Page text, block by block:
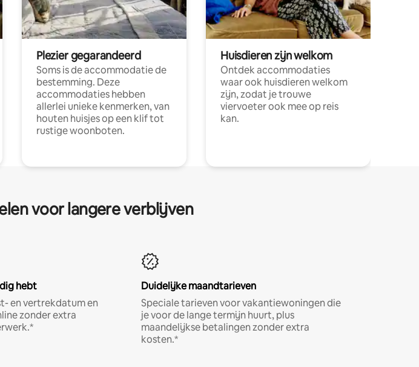
Plezier gegarandeerd
Soms is de accommodatie de
bestemming. Deze
accommodaties hebben
allerlei unieke kenmerken, van
houten huisjes op een klif tot
rustige woonboten.
Huisdieren zijn welkom
Ontdek accommodaties
waar ook huisdieren welkom
zijn, zodat je trouwe
viervoeter ook mee op reis
kan.
voor langere verblijven
hebt
en vertrekdatum en
zonder extra
Duidelijke maandtarieven
Speciale tarieven voor vakantiewoningen die
je voor de lange termijn huurt, plus
maandelijkse betalingen zonder extra
kosten.*